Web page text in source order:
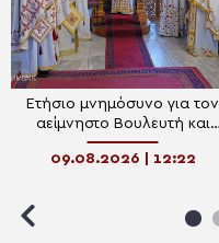
Ετήσιο μνημόσυνο για τον
αείμνηστο Bουλευτή και
Υφυπουργό Απόστολο
Βεσυρόπουλο
09.08.2026 | 12:22